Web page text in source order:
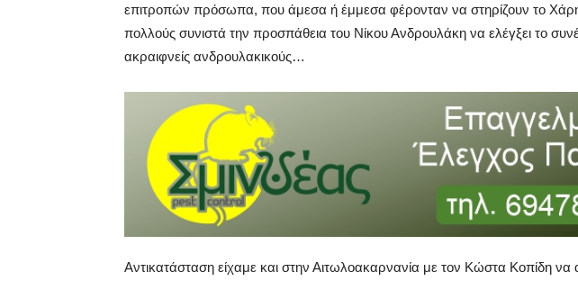
επιτροπών πρόσωπα, που άμεσα ή έμμεσα φέρονταν να στηρίζουν το
πολλούς συνιστά την προσπάθεια του Νίκου Ανδρουλάκη να ελέγξει το
ακραιφνείς ανδρουλακικούς…
Αντικατάσταση είχαμε και στην Αιτωλοακαρνανία με τον Κώστα Κοπίδη να